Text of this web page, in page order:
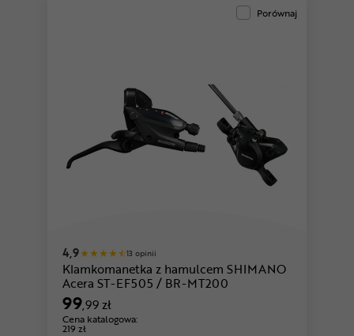
Porównaj
4,9 13 opinii
Klamkomanetka z hamulcem SHIMANO
Acera ST-EF505 / BR-MT200
99,99 zł
Cena katalogowa:
219 zł